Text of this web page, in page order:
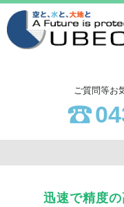
ご質問等お
迅速で精度の